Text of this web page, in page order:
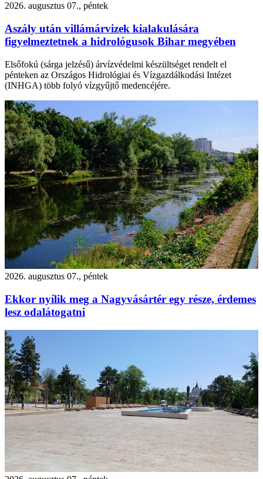
2026. augusztus 07., péntek
Aszály után villámárvizek kialakulására
figyelmeztetnek a hidrológusok Bihar megyében
Elsőfokú (sárga jelzésű) árvízvédelmi készültséget rendelt el
pénteken az Országos Hidrológiai és Vízgazdálkodási Intézet
(INHGA) több folyó vízgyűjtő medencéjére.
2026. augusztus 07., péntek
Ekkor nyílik meg a Nagyvásártér egy része, érdemes
lesz odalátogatni